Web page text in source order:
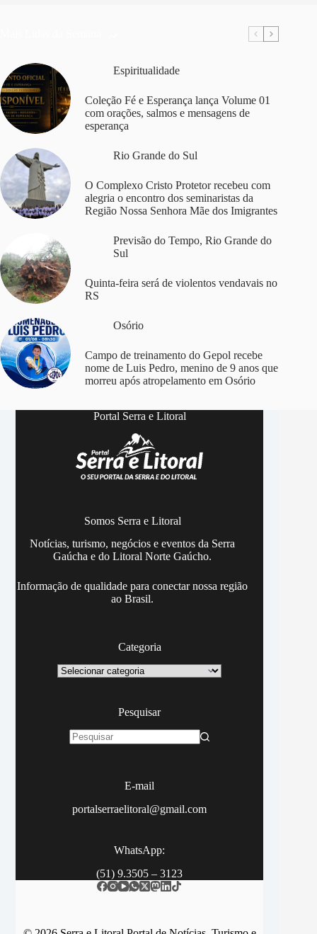
Espiritualidade
Coleção Fé e Esperança lança Volume 01
com orações, salmos e mensagens de
esperança
Rio Grande do Sul
O Complexo Cristo Protetor recebeu com
alegria o encontro dos seminaristas da
Região Nossa Senhora Mãe dos Imigrantes
Previsão do Tempo, Rio Grande do
Sul
Quinta-feira será de violentos vendavais no
RS
Osório
Campo de treinamento do Gepol recebe
nome de Luis Pedro, menino de 9 anos que
morreu após atropelamento em Osório
Portal Serra e Litoral
Somos Serra e Litoral
Notícias, turismo, negócios e eventos da Serra
Gaúcha e do Litoral Norte Gaúcho.
Informação de qualidade para conectar nossa região
ao Brasil.
Categoria
Categoria
Pesquisar
E-mail
portalserraelitoral@gmail.com
WhatsApp:
(51) 9.3505 – 3123